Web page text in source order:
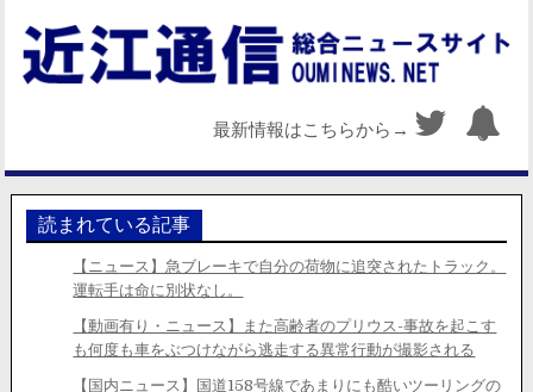
最新情報はこちらから→
読まれている記事
【ニュース】急ブレーキで自分の荷物に追突されたトラック。
運転手は命に別状なし。
【動画有り・ニュース】また高齢者のプリウス-事故を起こす
も何度も車をぶつけながら逃走する異常行動が撮影される
【国内ニュース】国道158号線であまりにも酷いツーリングの